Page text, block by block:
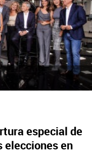
especial de
elecciones en